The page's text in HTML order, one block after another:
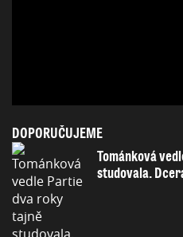
DOPORUČUJEME
Tománková
studovala.